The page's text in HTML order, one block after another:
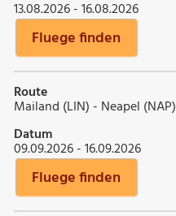
13.08.2026 - 16.08.2026
Fluege finden
Route
Mailand (LIN) - Neapel (NAP)
Datum
09.09.2026 - 16.09.2026
Fluege finden